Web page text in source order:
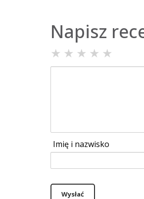
Napisz
★ ★ ★ ★ ★
Imię i nazwisko
Wysłać